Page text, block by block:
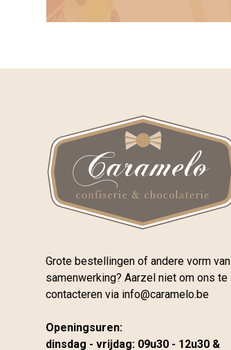
Grote bestellingen of andere vorm van
samenwerking? Aarzel niet om ons te
contacteren via info@caramelo.be
Openingsuren:
dinsdag - vrijdag: 09u30 - 12u30 &